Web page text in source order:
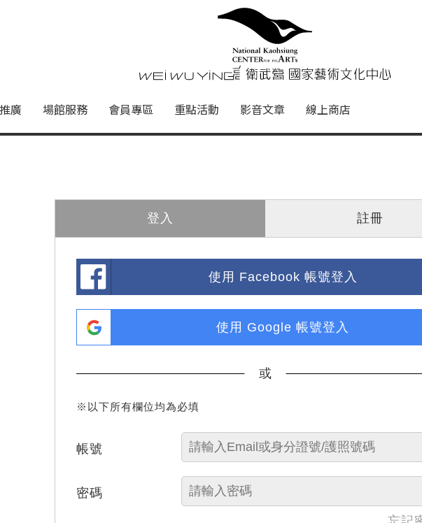
化中心 衛武營國家藝術文
廣 場館服務 會員專區 重點活動 影音文章 線上商店
登入 註冊
使用 Facebook 帳號登入
使用 Google 帳號登入
或
※以下所有欄位均為必填
帳號
密碼